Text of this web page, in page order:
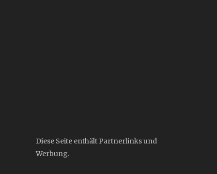
Diese Seite enthält Partnerlinks und
Werbung.